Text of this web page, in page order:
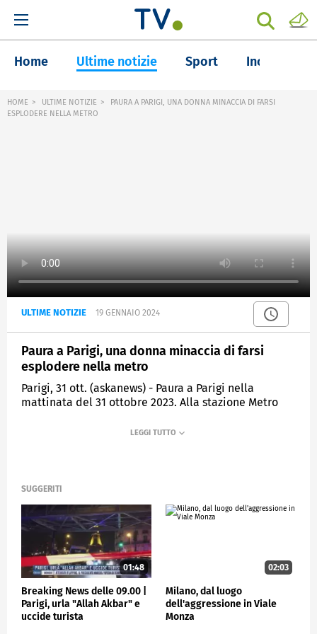
Home Ultime notizie Sport Inchieste
HOME ULTIME NOTIZIE
PAURA A PARIGI, UNA DONNA MINACCIA DI FARSI
ESPLODERE NELLA METRO
ULTIME NOTIZIE 19 GENNAIO 2024
Paura a Parigi, una donna minaccia di farsi
esplodere nella metro
Parigi, 31 ott. (askanews) - Paura a Parigi nella
mattinata del 31 ottobre 2023. Alla stazione Metro
completamente velata ha minacciato di farsi
ospedale in prognosi riservata.
Secondo fonti di stampa locali, la donna era stata
vista una prima volta alla stazione di Austerlitz, nel
13° arrondissement di Parigi. Coperta da un'abaya, la
caratteristica veste femminile islamica, minacciava i
passanti e diceva di voler "far saltare in aria tutto".
Successivamente, è stata avvistata alla stazione
Bibliothèque François Mitterrand, con le mani
coperte dal vestito. Sul posto è intervenuta una
SUGGERITI
01:48
Breaking News delle 09.00 |
Parigi, urla "Allah Akbar" e
uccide turista
02:03
Milano, dal luogo
dell'aggressione in Viale
Monza